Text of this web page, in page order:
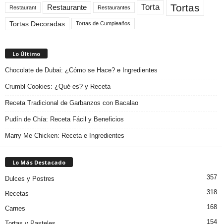
Restaurant Restaurante Restaurantes Torta Tortas
Tortas Decoradas Tortas de Cumpleaños
Lo Último
Chocolate de Dubai: ¿Cómo se Hace? e Ingredientes
Crumbl Cookies: ¿Qué es? y Receta
Receta Tradicional de Garbanzos con Bacalao
Pudín de Chía: Receta Fácil y Beneficios
Marry Me Chicken: Receta e Ingredientes
Lo Más Destacado
Dulces y Postres 357
Recetas 318
Carnes 168
154